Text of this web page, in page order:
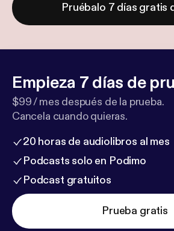
Pruébalo 7 días gratis
Empieza 7 días de
$99 / mes después de la prueba.
Cancela cuando quieras.
20 horas de audiolibros al mes
Podcasts solo en Podimo
Podcast gratuitos
Prueba gratis